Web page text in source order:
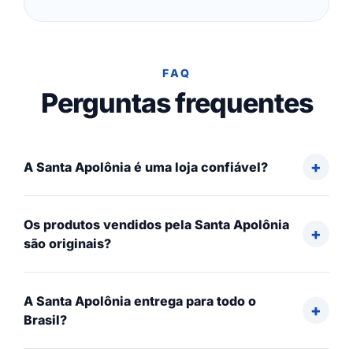
FAQ
Perguntas frequentes
A Santa Apolônia é uma loja confiável?
Os produtos vendidos pela Santa Apolônia
são originais?
A Santa Apolônia entrega para todo o
Brasil?